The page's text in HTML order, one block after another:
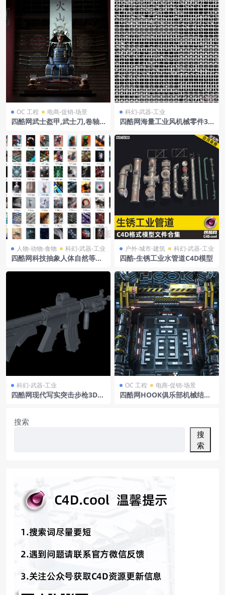
OC 工程 电商-促销-场景
四酷网武士盔甲,武士刀,卷轴
科幻-武器-工业
四酷网海量工业风机械零件3D
人物-动物-食物 科幻-武器-工业
四酷网科技抽象人体自然等多
户外-城市-建筑 科幻-武器-工业
四酷-生锈工业水管道C4D模型
科幻-武器-工业
四酷网现代写实突击步枪3D模
OC 工程 电商-促销-场景
四酷网HOOK俱乐部机械结构,
搜索
搜
索